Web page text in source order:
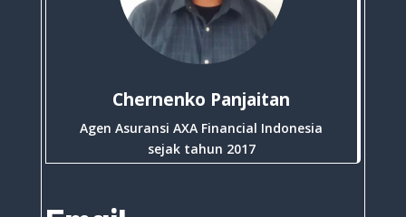
Chernenko Panjaitan
Agen Asuransi AXA Financial Indonesia
sejak tahun 2017